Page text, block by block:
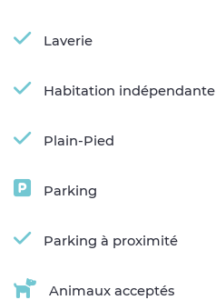
Laverie
Habitation indépendante
Plain-Pied
Parking
Parking à proximité
Animaux acceptés